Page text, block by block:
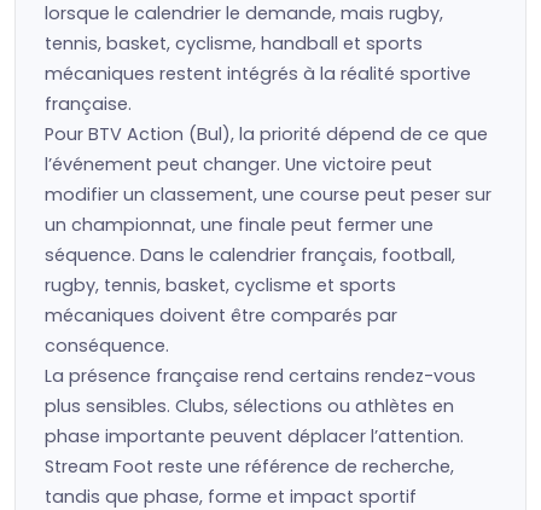
lorsque le calendrier le demande, mais rugby,
tennis, basket, cyclisme, handball et sports
mécaniques restent intégrés à la réalité sportive
française.
Pour BTV Action (Bul), la priorité dépend de ce que
l’événement peut changer. Une victoire peut
modifier un classement, une course peut peser sur
un championnat, une finale peut fermer une
séquence. Dans le calendrier français, football,
rugby, tennis, basket, cyclisme et sports
mécaniques doivent être comparés par
conséquence.
La présence française rend certains rendez-vous
plus sensibles. Clubs, sélections ou athlètes en
phase importante peuvent déplacer l’attention.
Stream Foot reste une référence de recherche,
tandis que phase, forme et impact sportif